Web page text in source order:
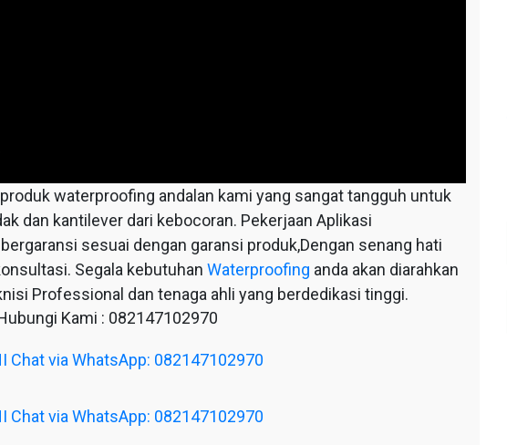
waterproofing andalan kami yang sangat tangguh untuk
dan kantilever dari kebocoran. Pekerjaan Aplikasi
sesuai dengan garansi produk,Dengan senang hati
Segala kebutuhan Waterproofing anda akan diarahkan
Professional dan tenaga ahli yang berdedikasi tinggi.
Kami : 082147102970
Chat via WhatsApp: 082147102970
Chat via WhatsApp: 082147102970